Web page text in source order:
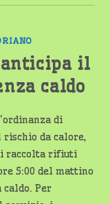
anticipa il
caldo
di
da calore,
raccolta rifiuti
5:00 del mattino
Per